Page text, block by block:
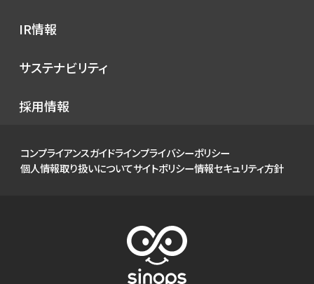
シノプスのこだわり
プレスリリース
イベント
お知らせ
IR情報
IRニュース
財務ハイライト
IRライブラリ
サステナビリティ
環境
ガバナンス
採用情報
コンプライアンスガイドラインプライバシーポリシー
個人情報取り扱いについてサイトポリシー情報セキュリティ方針